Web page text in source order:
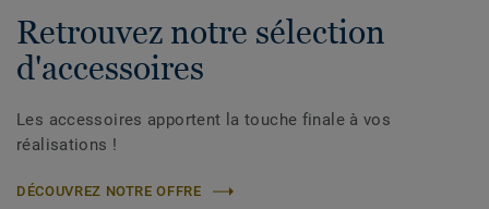
Retrouvez notre sélection
d'accessoires
Les accessoires apportent la touche finale à vos
réalisations !
DÉCOUVREZ NOTRE OFFRE